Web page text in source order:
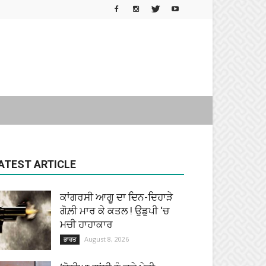
ARTICLE
ਕਾਂਗਰਸੀ ਆਗੂ ਦਾ ਦਿਨ-ਦਿਹਾੜੇ
ਗੋਲ਼ੀ ਮਾਰ ਕੇ ਕਤਲ ! ਉਡੁਪੀ ‘ਚ
ਮਚੀ ਹਾਹਾਕਾਰ
ਭਾਰਤ August 8, 2026